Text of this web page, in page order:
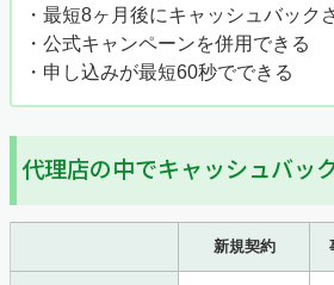
・最短8ヶ月後にキャッシュバック
・公式キャンペーンを併用できる
・申し込みが最短60秒でできる
代理店の中でキャッシュバッ
新規契約